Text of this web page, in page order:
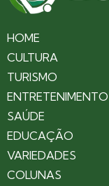
HOME
CULTURA
TURISMO
ENTRETENIMENTO
SAÚDE
EDUCAÇÃO
VARIEDADES
COLUNAS